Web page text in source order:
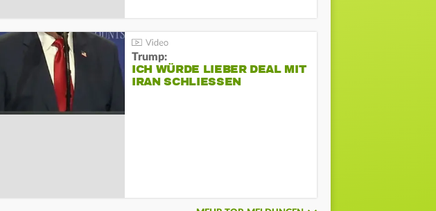
Trump:
ICH WÜRDE LIEBER DEAL MIT
IRAN SCHLIESSEN